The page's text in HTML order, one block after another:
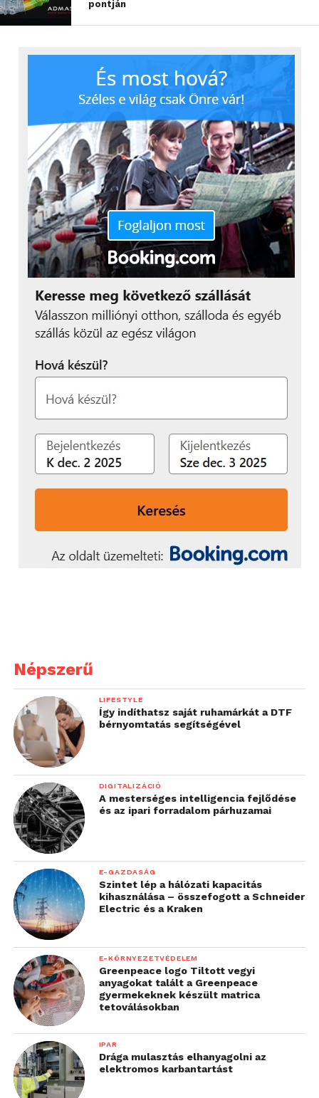
pontján
Népszerű
LIFESTYLE
Így indíthatsz saját ruhamárkát a DTF
bérnyomtatás segítségével
DIGITALIZÁCIÓ
A mesterséges intelligencia fejlődése
és az ipari forradalom párhuzamai
E-GAZDASÁG
Szintet lép a hálózati kapacitás
kihasználása – összefogott a Schneider
Electric és a Kraken
E-KÖRNYEZETVÉDELEM
Greenpeace logo Tiltott vegyi
anyagokat talált a Greenpeace
gyermekeknek készült matrica
tetoválásokban
IPAR
Drága mulasztás elhanyagolni az
elektromos karbantartást